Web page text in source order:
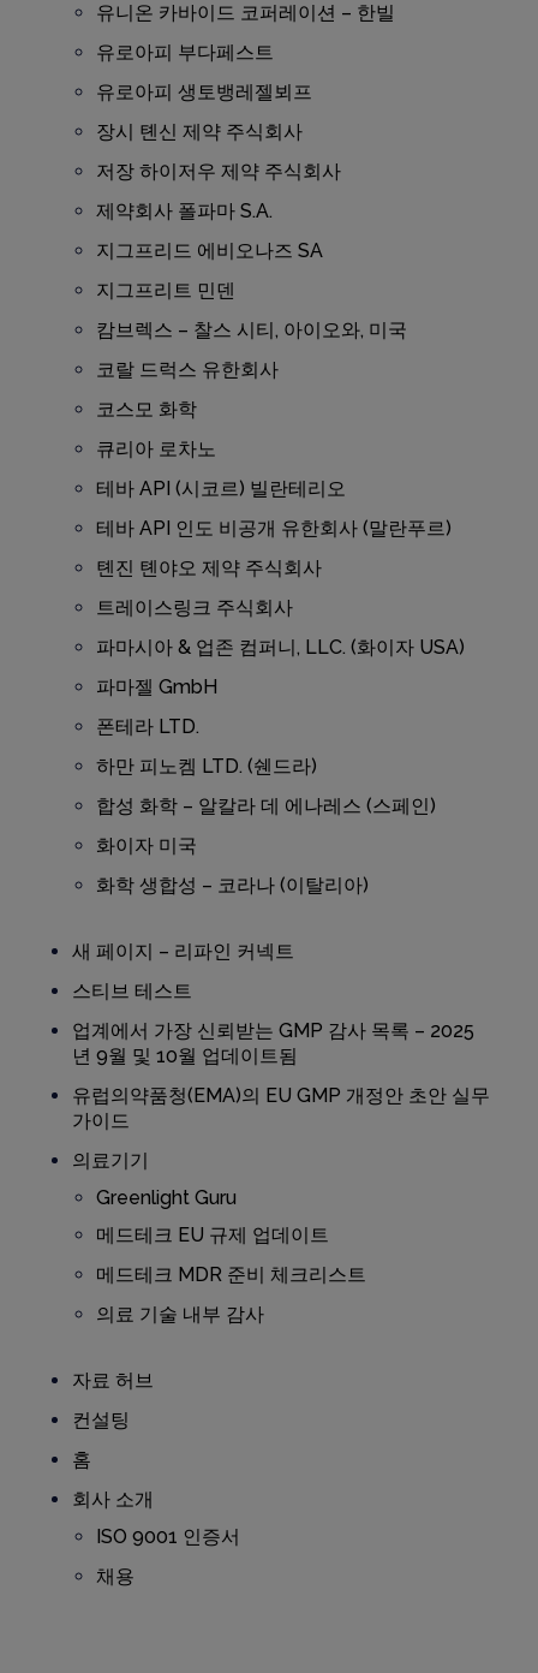
유니온 카바이드 코퍼레이션 – 한빌
유로아피 부다페스트
유로아피 생토뱅레젤뵈프
장시 톈신 제약 주식회사
저장 하이저우 제약 주식회사
제약회사 폴파마 S.A.
지그프리드 에비오나즈 SA
지그프리트 민덴
캄브렉스 – 찰스 시티, 아이오와, 미국
코랄 드럭스 유한회사
코스모 화학
큐리아 로차노
테바 API (시코르) 빌란테리오
테바 API 인도 비공개 유한회사 (말란푸르)
톈진 톈야오 제약 주식회사
트레이스링크 주식회사
파마시아 & 업존 컴퍼니, LLC. (화이자 USA)
파마젤 GmbH
폰테라 LTD.
하만 피노켐 LTD. (쉔드라)
합성 화학 – 알칼라 데 에나레스 (스페인)
화이자 미국
화학 생합성 – 코라나 (이탈리아)
새 페이지 – 리파인 커넥트
스티브 테스트
업계에서 가장 신뢰받는 GMP 감사 목록 – 2025
년 9월 및 10월 업데이트됨
유럽의약품청(EMA)의 EU GMP 개정안 초안 실무
가이드
의료기기
Greenlight Guru
메드테크 EU 규제 업데이트
메드테크 MDR 준비 체크리스트
의료 기술 내부 감사
자료 허브
컨설팅
홈
회사 소개
ISO 9001 인증서
채용